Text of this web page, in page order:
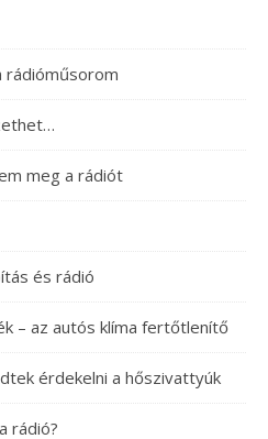
rádióműsorom
meg a rádiót
és rádió
– az autós klíma fertőtlenítő
érdekelni a hőszivattyúk
rádió?